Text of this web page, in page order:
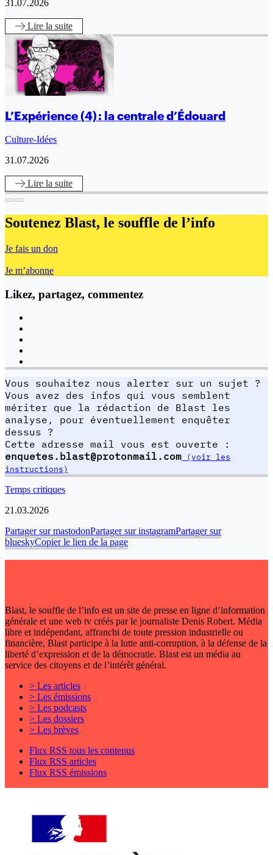
31.07.2026
Lire la suite
L’Expérience (4) : la centrale d’Édouard
Culture-Idées
31.07.2026
Lire la suite
Soutenez Blast, le souffle de l’info
Je fais un don
Je m’abonne
Likez, partagez, commentez
Vous souhaitez nous alerter sur un sujet ?
Vous avez des infos qui vous semblent
mériter que la rédaction de Blast les
analyse, pour éventuellement enquêter
dessus ?
Cette adresse mail vous est ouverte :
enquetes.blast@protonmail.com (voir les
instructions)
Temps critiques
21.03.2026
Partager sur mastodonPartager sur instagramPartager sur
blueskyCopier le lien de la page
Blast, le souffle de l’info est un site de presse en ligne d’information
générale et une web tv créés par le journaliste Denis Robert. Média
libre et indépendant, affranchi de toute pression industrielle ou
financière, Blast participe à la lutte anti-corruption, à la défense de la
liberté d’expression et de la démocratie. Blast est un média au
service des citoyens et de l’intérêt général.
> Les articles
> Les émissions
> Les podcasts
> Les dossiers
> Les brèves
Flux RSS tous les contenus
Flux RSS articles
Flux RSS émissions